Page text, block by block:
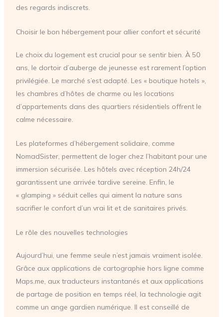
des regards indiscrets.
Choisir le bon hébergement pour allier confort et sécurité
Le choix du logement est crucial pour se sentir bien. À 50
ans, le dortoir d’auberge de jeunesse est rarement l’option
privilégiée. Le marché s’est adapté. Les « boutique hotels »,
les chambres d’hôtes de charme ou les locations
d’appartements dans des quartiers résidentiels offrent le
calme nécessaire.
Les plateformes d’hébergement solidaire, comme
NomadSister, permettent de loger chez l’habitant pour une
immersion sécurisée. Les hôtels avec réception 24h/24
garantissent une arrivée tardive sereine. Enfin, le
« glamping » séduit celles qui aiment la nature sans
sacrifier le confort d’un vrai lit et de sanitaires privés.
Le rôle des nouvelles technologies
Aujourd’hui, une femme seule n’est jamais vraiment isolée.
Grâce aux applications de cartographie hors ligne comme
Maps.me, aux traducteurs instantanés et aux applications
de partage de position en temps réel, la technologie agit
comme un ange gardien numérique. Il est conseillé de